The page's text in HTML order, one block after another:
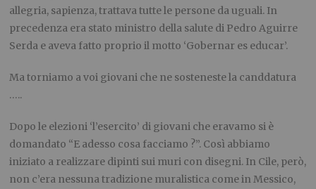
allegria, sapienza, trattava tutte le persone da uguali. In
precedenza era stato ministro della salute di Pedro Aguirre
Serda e aveva fatto proprio il motto ‘Gobernar es educar’.
Ma torniamo a voi giovani che ne sosteneste la canddatura
…..
Dopo le elezioni ‘l’esercito’ di giovani che eravamo si è
domandato “E adesso cosa facciamo ?”. Così abbiamo
iniziato a realizzare dipinti sui muri con disegni. In Cile, però,
non c’era nessuna tradizione muralistica come in Messico,